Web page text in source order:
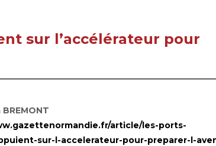
sur l’accélérateur pour
article/les-ports-
sur-l-accelerateur-pour-preparer-l-